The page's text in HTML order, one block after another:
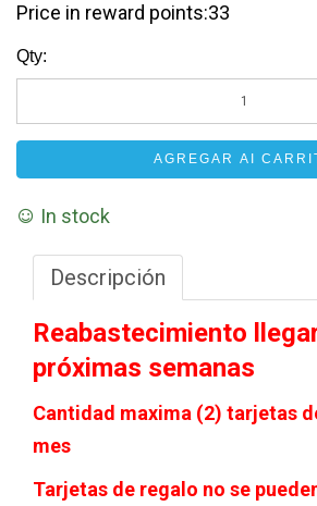
Price in reward points:33
Qty:
AGREGAR AI
In stock
Descripción
Reabastecimiento
próximas semanas
Cantidad maxima (2) tarjetas
mes
Tarjetas de regalo no se